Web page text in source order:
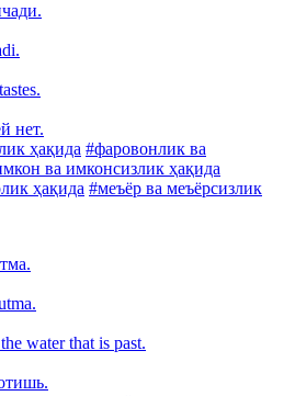
нет.
ҳақида #фаровонлик ва
ва имконсизлик ҳақида
ҳақида #меъёр ва меъёрсизлик
water that is past.